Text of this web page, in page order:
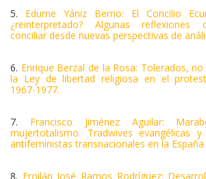
5. Edurne Yániz Berrio: El Concilio
¿reinterpretado? Algunas reflexiones
conciliar desde nuevas perspectivas de
6. Enrique Berzal de la Rosa: Tolerados,
la Ley de libertad religiosa en el
1967-1977.
7. Francisco Jiménez Aguilar:
mujertotalismo. Tradwives evangélicas
antifeministas transnacionales en la
8. Froilán José Ramos Rodríguez: